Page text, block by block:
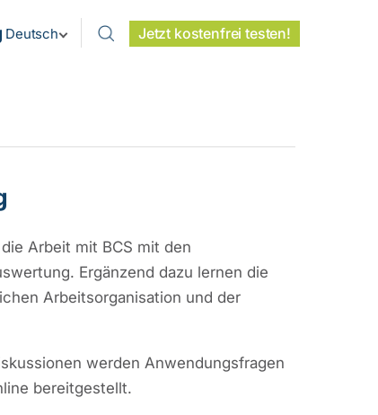
Deutsch Jetzt kostenfrei testen!
Arbeit mit BCS mit den
Ergänzend dazu lernen die
Arbeitsorganisation und der
werden Anwendungsfragen
bereitgestellt.